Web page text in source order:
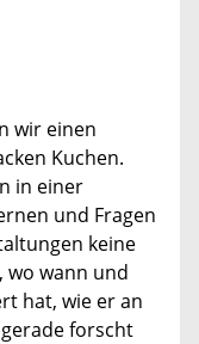
wir einen
Kuchen.
in einer
und Fragen
keine
wo wann und
hat, wie er an
forscht